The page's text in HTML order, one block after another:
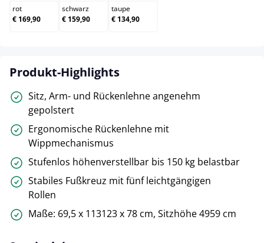
rot
€ 169,90
schwarz
€ 159,90
taupe
€ 134,90
Produkt-Highlights
Sitz, Arm- und Rückenlehne angenehm
gepolstert
Ergonomische Rückenlehne mit
Wippmechanismus
Stufenlos höhenverstellbar bis 150 kg belastbar
Stabiles Fußkreuz mit fünf leichtgängigen
Rollen
Maße: 69,5 x 113123 x 78 cm, Sitzhöhe 4959 cm